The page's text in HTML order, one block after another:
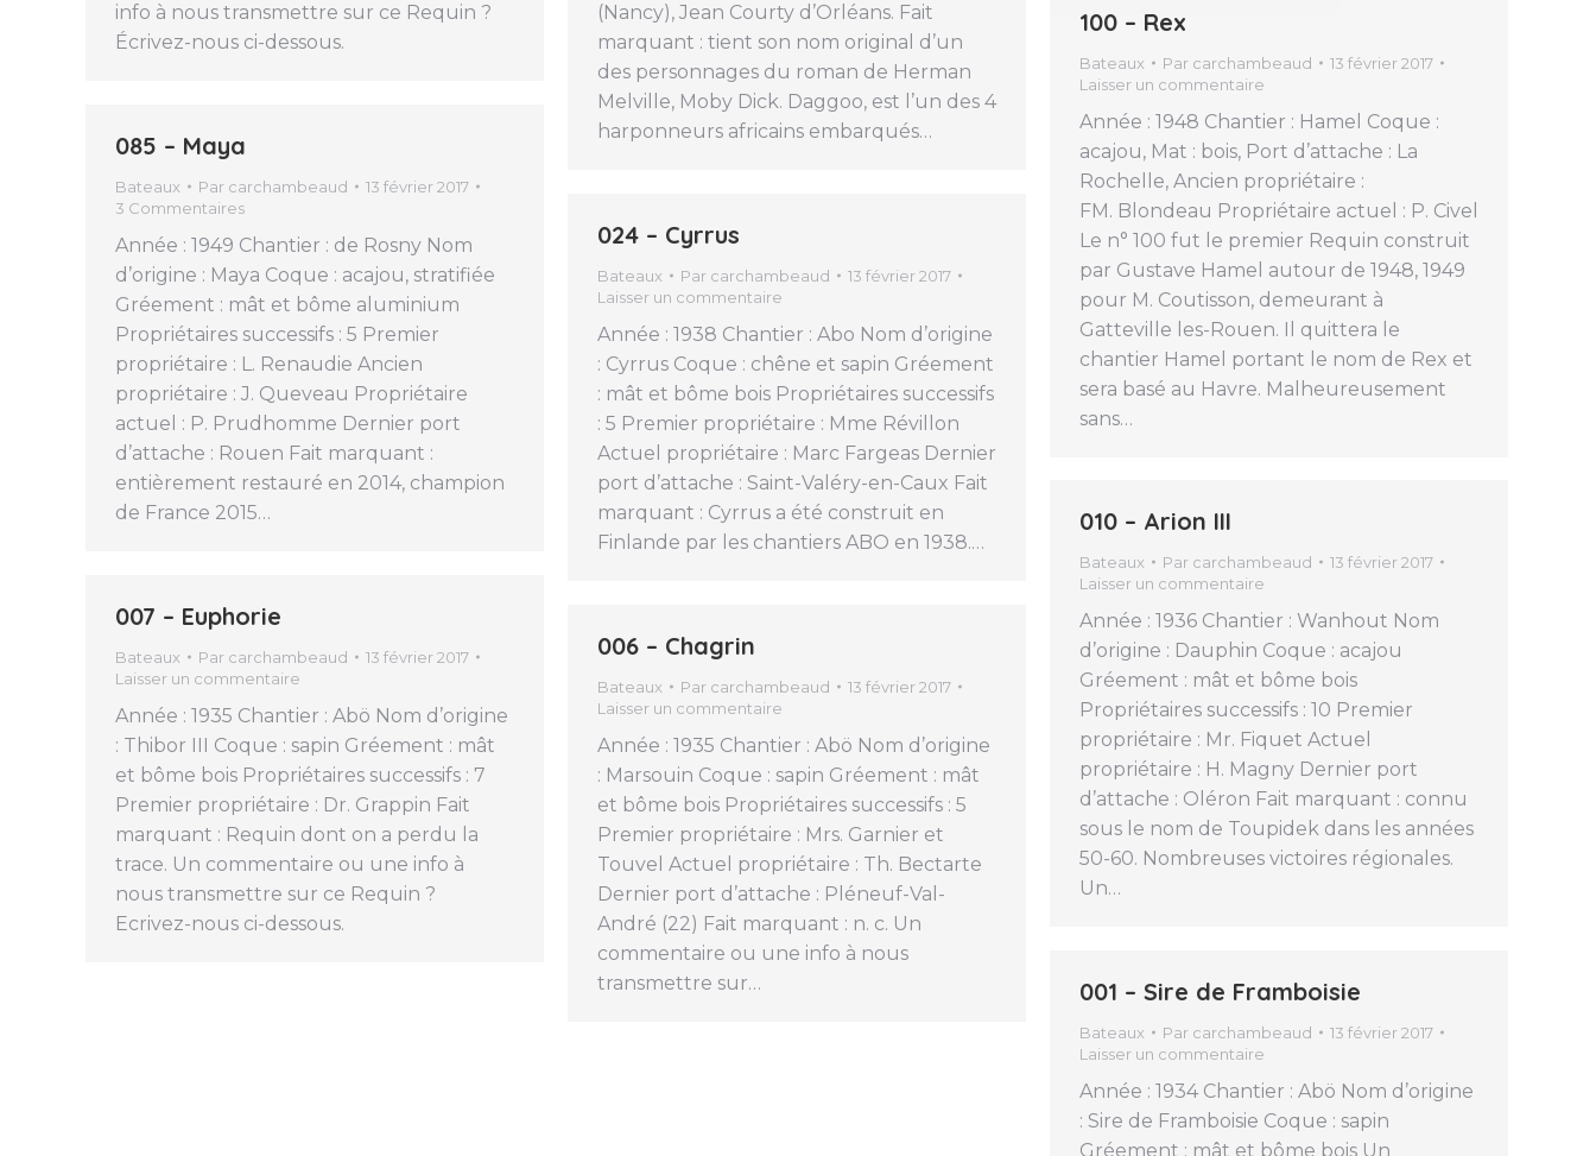
info à nous transmettre sur ce Requin ?
Écrivez-nous ci-dessous.
(Nancy), Jean Courty d’Orléans. Fait
marquant : tient son nom original d’un
des personnages du roman de Herman
Melville, Moby Dick. Daggoo, est l’un des 4
harponneurs africains embarqués…
100 – Rex
Bateaux Par carchambeaud
13 février 2017
Laisser un commentaire
Année : 1948 Chantier : Hamel Coque :
acajou, Mat : bois, Port d’attache : La
Rochelle, Ancien propriétaire :
FM. Blondeau Propriétaire actuel : P. Civel
Le n° 100 fut le premier Requin construit
par Gustave Hamel autour de 1948, 1949
pour M. Coutisson, demeurant à
Gatteville les-Rouen. Il quittera le
chantier Hamel portant le nom de Rex et
sera basé au Havre. Malheureusement
sans…
085 – Maya
Bateaux Par carchambeaud
13 février 2017
3 Commentaires
Année : 1949 Chantier : de Rosny Nom
d’origine : Maya Coque : acajou, stratifiée
Gréement : mât et bôme aluminium
Propriétaires successifs : 5 Premier
propriétaire : L. Renaudie Ancien
propriétaire : J. Queveau Propriétaire
actuel : P. Prudhomme Dernier port
d’attache : Rouen Fait marquant :
entièrement restauré en 2014, champion
de France 2015…
024 – Cyrrus
Bateaux Par carchambeaud
13 février 2017
Laisser un commentaire
Année : 1938 Chantier : Abo Nom d’origine
: Cyrrus Coque : chêne et sapin Gréement
: mât et bôme bois Propriétaires successifs
: 5 Premier propriétaire : Mme Révillon
Actuel propriétaire : Marc Fargeas Dernier
port d’attache : Saint-Valéry-en-Caux Fait
marquant : Cyrrus a été construit en
Finlande par les chantiers ABO en 1938.…
010 – Arion III
Bateaux Par carchambeaud
13 février 2017
Laisser un commentaire
Année : 1936 Chantier : Wanhout Nom
d’origine : Dauphin Coque : acajou
Gréement : mât et bôme bois
Propriétaires successifs : 10 Premier
propriétaire : Mr. Fiquet Actuel
propriétaire : H. Magny Dernier port
d’attache : Oléron Fait marquant : connu
sous le nom de Toupidek dans les années
50-60. Nombreuses victoires régionales.
Un…
007 – Euphorie
Bateaux Par carchambeaud
13 février 2017
Laisser un commentaire
Année : 1935 Chantier : Abö Nom d’origine
: Thibor III Coque : sapin Gréement : mât
et bôme bois Propriétaires successifs : 7
Premier propriétaire : Dr. Grappin Fait
marquant : Requin dont on a perdu la
trace. Un commentaire ou une info à
nous transmettre sur ce Requin ?
Ecrivez-nous ci-dessous.
006 – Chagrin
Bateaux Par carchambeaud
13 février 2017
Laisser un commentaire
Année : 1935 Chantier : Abö Nom d’origine
: Marsouin Coque : sapin Gréement : mât
et bôme bois Propriétaires successifs : 5
Premier propriétaire : Mrs. Garnier et
Touvel Actuel propriétaire : Th. Bectarte
Dernier port d’attache : Pléneuf-Val-
André (22) Fait marquant : n. c. Un
commentaire ou une info à nous
transmettre sur…
001 – Sire de Framboisie
Bateaux Par carchambeaud
13 février 2017
Laisser un commentaire
Année : 1934 Chantier : Abö Nom d’origine
: Sire de Framboisie Coque : sapin
Gréement : mât et bôme bois Un